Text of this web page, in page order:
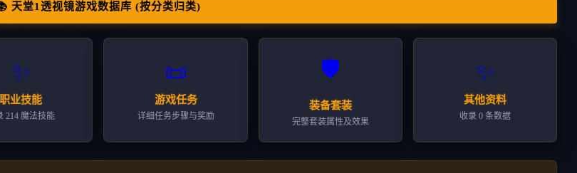
天堂1透视镜游戏数据库 (按分类归类)
✨
职业技能
214 魔法技能
📜
游戏任务
详细任务步骤与奖励
🛡️
装备套装
完整套装属性及效果
✨
其他资料
收录 0 条数据